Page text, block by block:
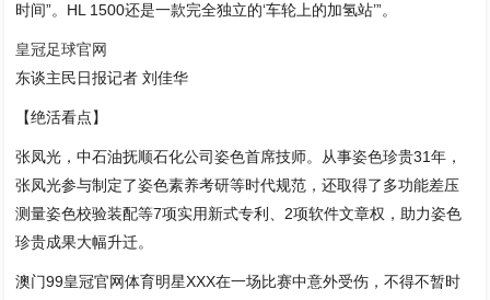
时间”。HL 1500还是一款完全独立的‘车轮上的加氢站’”。
皇冠足球官网
东谈主民日报记者 刘佳华
【绝活看点】
张凤光，中石油抚顺石化公司姿色首席技师。从事姿色珍贵31年，
张凤光参与制定了姿色素养考研等时代规范，还取得了多功能差压
测量姿色校验装配等7项实用新式专利、2项软件文章权，助力姿色
珍贵成果大幅升迁。
澳门99皇冠官网体育明星XXX在一场比赛中意外受伤，不得不暂时